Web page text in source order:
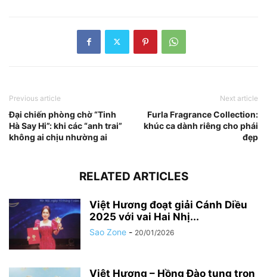
Previous article
Đại chiến phòng chờ “Tinh
Hà Say Hi”: khi các “anh trai”
không ai chịu nhường ai
Next article
Furla Fragrance Collection:
khúc ca dành riêng cho phái
đẹp
RELATED ARTICLES
Việt Hương đoạt giải Cánh Diều
2025 với vai Hai Nhị...
Sao Zone - 20/01/2026
Việt Hương – Hồng Đào tung trọn